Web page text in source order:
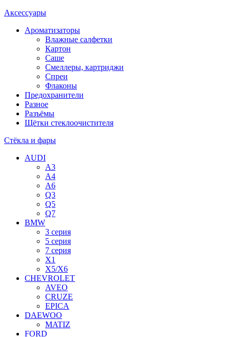
Аксессуары
Ароматизаторы
Влажные салфетки
Картон
Саше
Смеллеры, картриджи
Спреи
Флаконы
Предохранители
Разное
Разъёмы
Щётки стеклоочистителя
Стёкла и фары
AUDI
A3
A4
A6
Q3
Q5
Q7
BMW
3 серия
5 серия
7 серия
X1
X5/X6
CHEVROLET
AVEO
CRUZE
EPICA
DAEWOO
MATIZ
FORD